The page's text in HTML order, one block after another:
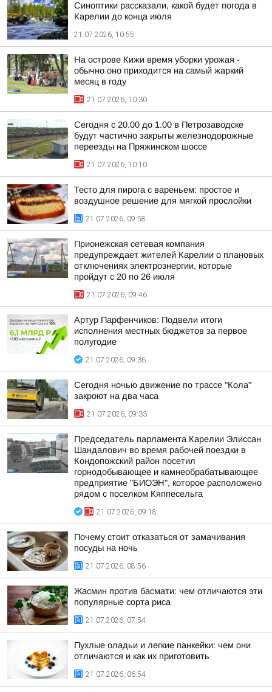
Синоптики рассказали, какой будет погода в
Карелии до конца июля
21.07.2026, 10:55
На острове Кижи время уборки урожая -
обычно оно приходится на самый жаркий
месяц в году
21.07.2026, 10:30
Сегодня с 20.00 до 1.00 в Петрозаводске
будут частично закрыты железнодорожные
переезды на Пряжинском шоссе
21.07.2026, 10:10
Тесто для пирога с вареньем: простое и
воздушное решение для мягкой прослойки
21.07.2026, 09:58
Прионежская сетевая компания
предупреждает жителей Карелии о плановых
отключениях электроэнергии, которые
пройдут с 20 по 26 июля
21.07.2026, 09:46
Артур Парфенчиков: Подвели итоги
исполнения местных бюджетов за первое
полугодие
21.07.2026, 09:36
Сегодня ночью движение по трассе "Кола"
закроют на два часа
21.07.2026, 09:33
Председатель парламента Карелии Элиссан
Шандалович во время рабочей поездки в
Кондопожский район посетил
горнодобывающее и камнеобрабатывающее
предприятие "БИОЭН", которое расположено
рядом с поселком Кяппесельга
21.07.2026, 09:18
Почему стоит отказаться от замачивания
посуды на ночь
21.07.2026, 08:56
Жасмин против басмати: чем отличаются эти
популярные сорта риса
21.07.2026, 07:54
Пухлые оладьи и легкие панкейки: чем они
отличаются и как их приготовить
21.07.2026, 06:54